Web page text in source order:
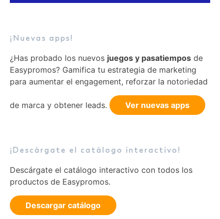
¡Nuevas apps!
¿Has probado los nuevos juegos y pasatiempos de
Easypromos? Gamifica tu estrategia de marketing
para aumentar el engagement, reforzar la notoriedad
de marca y obtener leads. Ver nuevas apps
¡Descárgate el catálogo interactivo!
Descárgate el catálogo interactivo con todos los
productos de Easypromos.
Descargar catálogo